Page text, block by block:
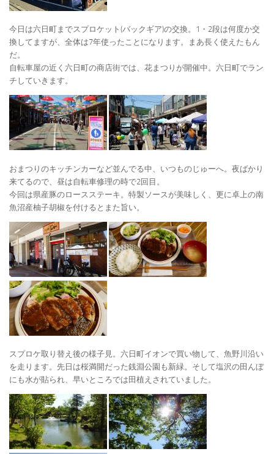
今日は六日町までスプロケット(バックギア)の交換。1・2段は何度か交
換してますが、全体は7年使ったことになります。まあ長く使えたもん
だ。
自転車屋の近く六日町の商店街では、花まつりが開催中。六日町でラン
チしていきます。
おまつりのキッチンカーなど並んでる中、いつものじゅーへ。夜ばかり
来てるので、昼は自転車修理の時で2回目。
今回は県産豚のロースステーキ。特製ソースが美味しく、更に卓上の南
魚沼産柚子胡椒を付けるとまた旨い。
スプロケ取り替え後の様子見。六日町イオンで買い物して、魚野川沿い
を走ります。先日は桜満開だった銭淵公園も新緑。そして塩沢の田んぼ
にも水が貼られ、早いところでは田植えされていました。